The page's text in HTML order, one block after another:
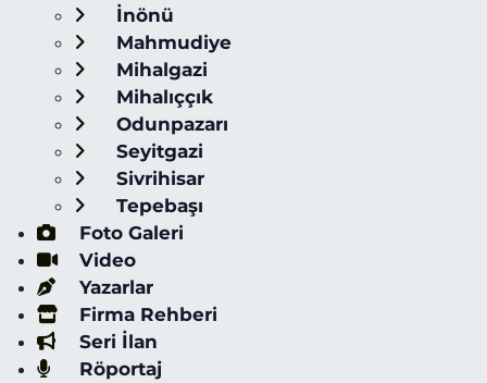
İnönü
Mahmudiye
Mihalgazi
Mihalıççık
Odunpazarı
Seyitgazi
Sivrihisar
Tepebaşı
Foto Galeri
Video
Yazarlar
Firma Rehberi
Seri İlan
Röportaj